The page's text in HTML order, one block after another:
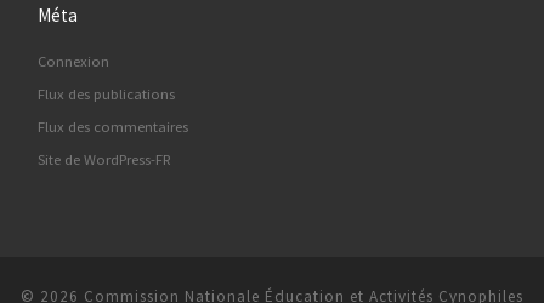
Méta
Connexion
Flux des publications
Flux des commentaires
Site de WordPress-FR
© 2026 Commission Nationale Éducation et Activités Cynophiles